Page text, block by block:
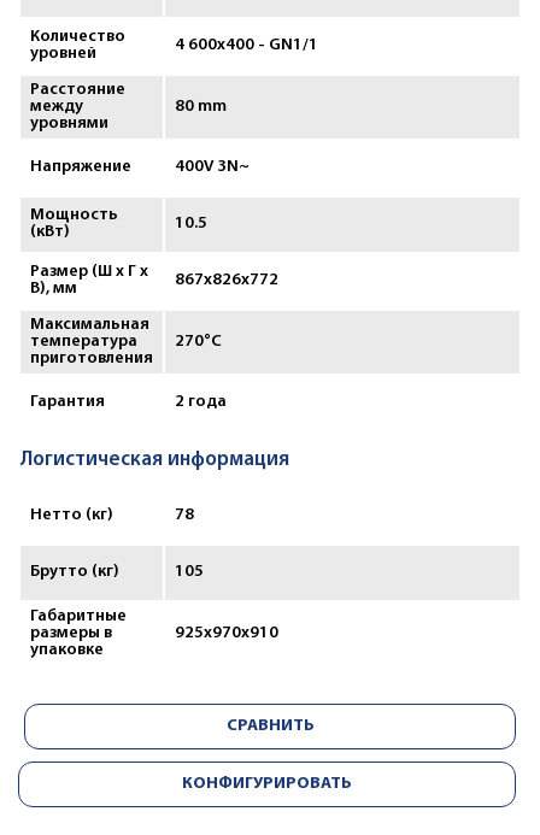
Количество
уровней
4 600х400 - GN1/1
Расстояние
между
уровнями
80 mm
Напряжение 400V 3N~
Мощность
(кВт)
10.5
Размер (Ш х Г х
В), мм
867х826х772
Максимальная
температура
приготовления
270°С
Гарантия 2 года
Логистическая информация
Нетто (кг) 78
Брутто (кг) 105
Габаритные
размеры в
упаковке
925x970x910
СРАВНИТЬ
КОНФИГУРИРОВАТЬ